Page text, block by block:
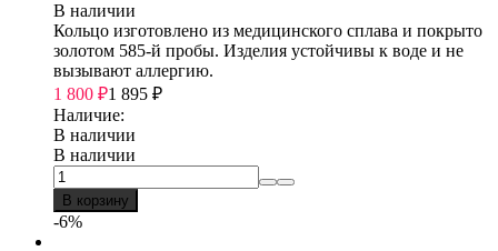
В наличии
Кольцо изготовлено из медицинского сплава и покрыто
золотом 585-й пробы. Изделия устойчивы к воде и не
вызывают аллергию.
1 800 ₽1 895 ₽
Наличие:
В наличии
В наличии
В корзину
-6%